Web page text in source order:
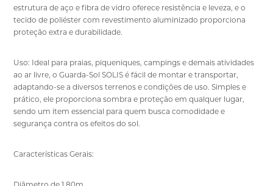
estrutura de aço e fibra de vidro oferece resistência e leveza, e o
tecido de poliéster com revestimento aluminizado proporciona
proteção extra e durabilidade.
Uso: Ideal para praias, piqueniques, campings e demais atividades
ao ar livre, o Guarda-Sol SOLIS é fácil de montar e transportar,
adaptando-se a diversos terrenos e condições de uso. Simples e
prático, ele proporciona sombra e proteção em qualquer lugar,
sendo um item essencial para quem busca comodidade e
segurança contra os efeitos do sol.
Características Gerais: